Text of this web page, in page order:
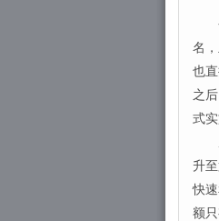
今
名
也
之
式
反
升
快
额